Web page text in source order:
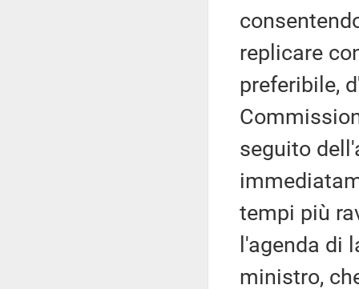
replicare
preferibile,
seguito
tempi più
l'agenda di
ministro,